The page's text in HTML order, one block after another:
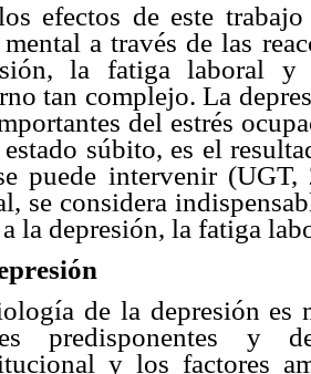
efectos de este
a través de las
la fatiga laboral y
tan complejo. La
del estrés
estado súbito, es el
puede intervenir
se considera
la depresión, la fatiga
de la depresión es
predisponentes y
y los factores